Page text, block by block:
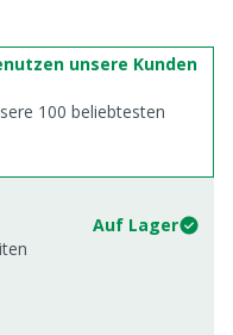
unsere Kunden
100 beliebtesten
Auf Lager